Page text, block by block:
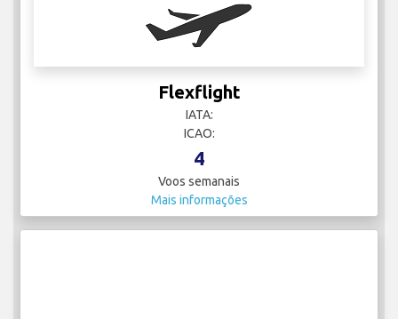
Flexflight
IATA:
ICAO:
4
Voos semanais
Mais informações